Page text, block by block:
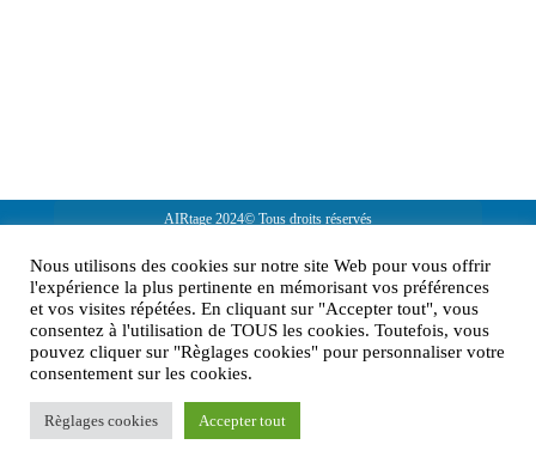
AIRtage 2024© Tous droits réservés
Mentions légales
Contactez-nous !
Nous utilisons des cookies sur notre site Web pour vous offrir
l'expérience la plus pertinente en mémorisant vos préférences
et vos visites répétées. En cliquant sur "Accepter tout", vous
consentez à l'utilisation de TOUS les cookies. Toutefois, vous
pouvez cliquer sur "Règlages cookies" pour personnaliser votre
consentement sur les cookies.
Règlages cookies Accepter tout